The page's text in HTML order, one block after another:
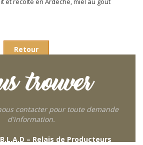
Retour
trouver
contacter pour toute demande
d'information.
B.L.A.D – Relais de Producteurs